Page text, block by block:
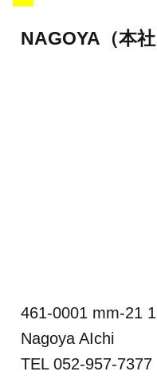
NAGOYA（本社
461-0001 mm-21
Nagoya AIchi
TEL 052-957-